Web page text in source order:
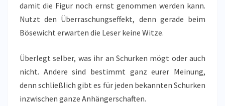
damit die Figur noch ernst genommen werden kann.
Nutzt den Überraschungseffekt, denn gerade beim
Bösewicht erwarten die Leser keine Witze.
Überlegt selber, was ihr an Schurken mögt oder auch
nicht. Andere sind bestimmt ganz eurer Meinung,
denn schließlich gibt es für jeden bekannten Schurken
inzwischen ganze Anhängerschaften.